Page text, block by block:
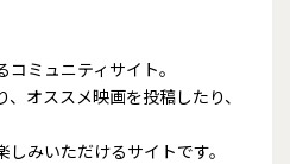
ミュニティサイト。
オススメ映画を投稿したり、
みいただけるサイトです。